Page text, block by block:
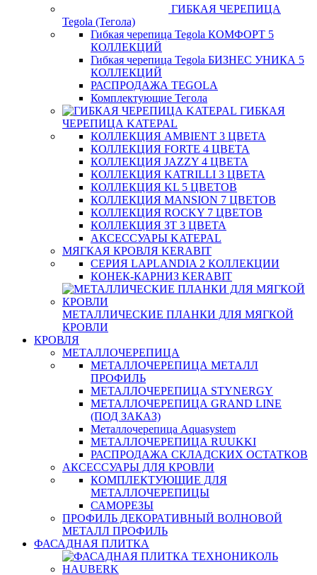
ГИБКАЯ ЧЕРЕПИЦА
Tegola (Тегола)
Гибкая черепица Tegola КОМФОРТ 5
КОЛЛЕКЦИЙ
Гибкая черепица Tegola БИЗНЕС УНИКА 5
КОЛЛЕКЦИЙ
РАСПРОДАЖА TEGOLA
Комплектующие Тегола
ГИБКАЯ
ЧЕРЕПИЦА KATEPAL
КОЛЛЕКЦИЯ AMBIENT 3 ЦВЕТА
КОЛЛЕКЦИЯ FORTE 4 ЦВЕТА
КОЛЛЕКЦИЯ JAZZY 4 ЦВЕТА
КОЛЛЕКЦИЯ KATRILLI 3 ЦВЕТА
КОЛЛЕКЦИЯ KL 5 ЦВЕТОВ
КОЛЛЕКЦИЯ MANSION 7 ЦВЕТОВ
КОЛЛЕКЦИЯ ROCKY 7 ЦВЕТОВ
КОЛЛЕКЦИЯ ЗТ 3 ЦВЕТА
АКСЕССУАРЫ KATEPAL
МЯГКАЯ КРОВЛЯ KERABIT
СЕРИЯ LAPLANDIA 2 КОЛЛЕКЦИИ
КОНЕК-КАРНИЗ KERABIT
МЕТАЛЛИЧЕСКИЕ ПЛАНКИ ДЛЯ МЯГКОЙ
КРОВЛИ
КРОВЛЯ
МЕТАЛЛОЧЕРЕПИЦА
МЕТАЛЛОЧЕРЕПИЦА МЕТАЛЛ
ПРОФИЛЬ
МЕТАЛЛОЧЕРЕПИЦА STYNERGY
МЕТАЛЛОЧЕРЕПИЦА GRAND LINE
(ПОД ЗАКАЗ)
Металлочерепица Aquasystem
МЕТАЛЛОЧЕРЕПИЦА RUUKKI
РАСПРОДАЖА СКЛАДСКИХ ОСТАТКОВ
АКСЕССУАРЫ ДЛЯ КРОВЛИ
КОМПЛЕКТУЮЩИЕ ДЛЯ
МЕТАЛЛОЧЕРЕПИЦЫ
САМОРЕЗЫ
ПРОФИЛЬ ДЕКОРАТИВНЫЙ ВОЛНОВОЙ
МЕТАЛЛ ПРОФИЛЬ
ФАСАДНАЯ ПЛИТКА